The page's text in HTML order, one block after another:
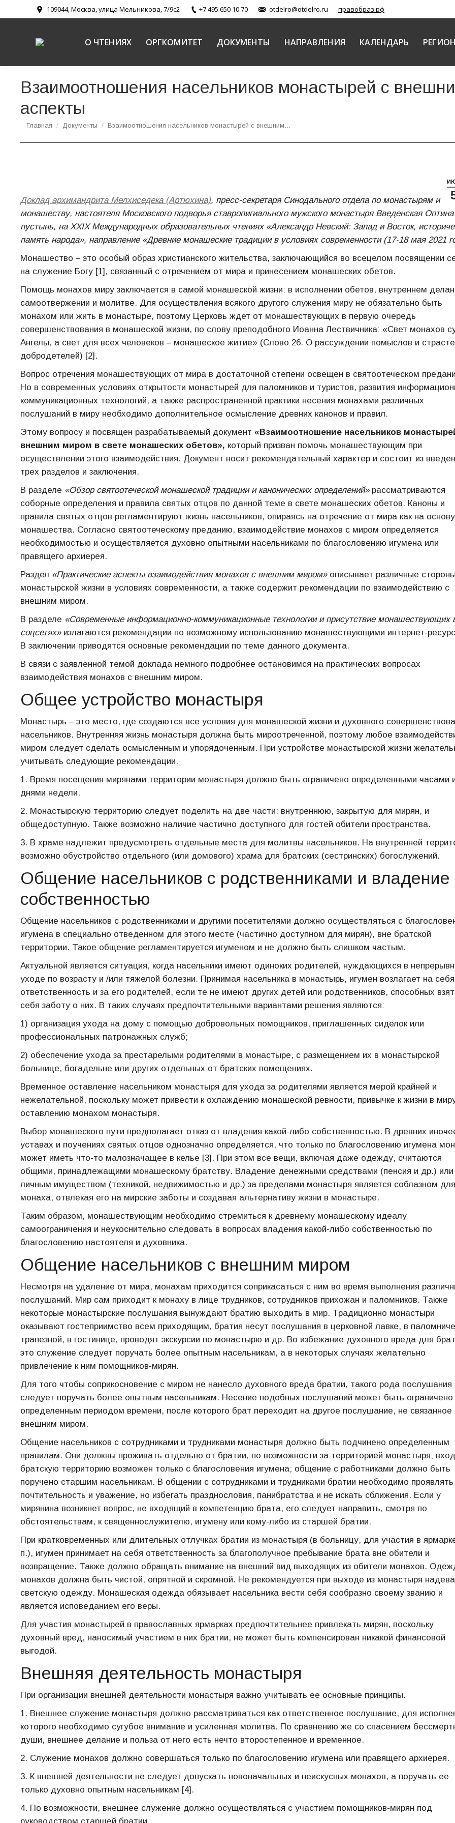
109044, Москва, улица Мельникова, 7/9с2 +7 495 650 10 70 otdelro@otdelro.ru правобраз.рф
О ЧТЕНИЯХ ОРГКОМИТЕТ ДОКУМЕНТЫ НАПРАВЛЕНИЯ КАЛЕНДАРЬ
Взаимоотношения насельников монастырей с
аспекты
Вы здесь:
Главная Документы Взаимоотношения насельников монастырей с внешним…
Доклад архимандрита Мелхиседека (Артюхина), пресс-секретаря Синодального отдела по монастырям и
монашеству, настоятеля Московского подворья ставропигиального мужского монастыря Введенская Оптина
пустынь, на XXIX Международных образовательных чтениях «Александр Невский: Запад и Восток,
память народа», направление «Древние монашеские традиции в условиях современности (17˗18 мая 2021
Монашество – это особый образ христианского жительства, заключающийся во всецелом посвящении
на служение Богу [1], связанный с отречением от мира и принесением монашеских обетов.
Помощь монахов миру заключается в самой монашеской жизни: в исполнении обетов, внутреннем
самоотвержении и молитве. Для осуществления всякого другого служения миру не обязательно быть
монахом или жить в монастыре, поэтому Церковь ждет от монашествующих в первую очередь
совершенствования в монашеской жизни, по слову преподобного Иоанна Лествичника: «Свет монахов
Ангелы, а свет для всех человеков – монашеское житие» (Слово 26. О рассуждении помыслов и
добродетелей) [2].
Вопрос отречения монашествующих от мира в достаточной степени освещен в святоотеческом
Но в современных условиях открытости монастырей для паломников и туристов, развития
коммуникационных технологий, а также распространенной практики несения монахами различных
послушаний в миру необходимо дополнительное осмысление древних канонов и правил.
Этому вопросу и посвящен разрабатываемый документ «Взаимоотношение насельников
внешним миром в свете монашеских обетов», который призван помочь монашествующим при
осуществлении этого взаимодействия. Документ носит рекомендательный характер и состоит из
трех разделов и заключения.
В разделе «Обзор святоотеческой монашеской традиции и канонических определений»рассматриваются
соборные определения и правила святых отцов по данной теме в свете монашеских обетов. Каноны и
правила святых отцов регламентируют жизнь насельников, опираясь на отречение от мира как на основу
монашества. Согласно святоотеческому преданию, взаимодействие монахов с миром определяется
необходимостью и осуществляется духовно опытными насельниками по благословению игумена или
правящего архиерея.
Раздел «Практические аспекты взаимодействия монахов с внешним миром»описывает различные стороны
монастырской жизни в условиях современности, а также содержит рекомендации по взаимодействию с
внешним миром.
В разделе «Современные информационно-коммуникационные технологии и присутствие монашествующих
соцсетях»излагаются рекомендации по возможному использованию монашествующими интернет-
В заключении приводятся основные рекомендации по теме данного документа.
В связи с заявленной темой доклада немного подробнее остановимся на практических вопросах
взаимодействия монахов с внешним миром.
Общее устройство монастыря
Монастырь – это место, где создаются все условия для монашеской жизни и духовного
насельников. Внутренняя жизнь монастыря должна быть мироотреченной, поэтому любое
миром следует сделать осмысленным и упорядоченным. При устройстве монастырской жизни
учитывать следующие рекомендации.
1. Время посещения мирянами территории монастыря должно быть ограничено определенными часами
днями недели.
2. Монастырскую территорию следует поделить на две части: внутреннюю, закрытую для мирян, и
общедоступную. Также возможно наличие частично доступного для гостей обители пространства.
3. В храме надлежит предусмотреть отдельные места для молитвы насельников. На внутренней
возможно обустройство отдельного (или домового) храма для братских (сестринских) богослужений.
Общение насельников с родственниками и владение
собственностью
Общение насельников с родственниками и другими посетителями должно осуществляться с
игумена в специально отведенном для этого месте (частично доступном для мирян), вне братской
территории. Такое общение регламентируется игуменом и не должно быть слишком частым.
Актуальной является ситуация, когда насельники имеют одиноких родителей, нуждающихся в
уходе по возрасту и /или тяжелой болезни. Принимая насельника в монастырь, игумен возлагает на себя
ответственность и за его родителей, если те не имеют других детей или родственников, способных
себя заботу о них. В таких случаях предпочтительными вариантами решения являются:
1) организация ухода на дому с помощью добровольных помощников, приглашенных сиделок или
профессиональных патронажных служб;
2) обеспечение ухода за престарелыми родителями в монастыре, с размещением их в монастырской
больнице, богадельне или других отдельных от братских помещениях.
Временное оставление насельником монастыря для ухода за родителями является мерой крайней и
нежелательной, поскольку может привести к охлаждению монашеской ревности, привычке к жизни в
оставлению монахом монастыря.
Выбор монашеского пути предполагает отказ от владения какой-либо собственностью. В древних
уставах и поучениях святых отцов однозначно определяется, что только по благословению игумена
может иметь что-то малозначащее в келье [3]. При этом все вещи, включая даже одежду, считаются
общими, принадлежащими монашескому братству. Владение денежными средствами (пенсия и др.) или
личным имуществом (техникой, недвижимостью и др.) за пределами монастыря является соблазном для
монаха, отвлекая его на мирские заботы и создавая альтернативу жизни в монастыре.
Таким образом, монашествующим необходимо стремиться к древнему монашескому идеалу
самоограничения и неукоснительно следовать в вопросах владения какой-либо собственностью по
благословению настоятеля и духовника.
Общение насельников с внешним миром
Несмотря на удаление от мира, монахам приходится соприкасаться с ним во время выполнения
послушаний. Мир сам приходит к монаху в лице трудников, сотрудников прихожан и паломников. Также
некоторые монастырские послушания вынуждают братию выходить в мир. Традиционно монастыри
оказывают гостеприимство всем приходящим, братия несут послушания в церковной лавке, в
трапезной, в гостинице, проводят экскурсии по монастырю и др. Во избежание духовного вреда для
это служение следует поручать более опытным насельникам, а в некоторых случаях желательно
привлечение к ним помощников-мирян.
Для того чтобы соприкосновение с миром не нанесло духовного вреда братии, такого рода послушания
следует поручать более опытным насельникам. Несение подобных послушаний может быть ограничено
определенным периодом времени, после которого брат переходит на другое послушание, не связанное
внешним миром.
Общение насельников с сотрудниками и трудниками монастыря должно быть подчинено определенным
правилам. Они должны проживать отдельно от братии, по возможности за территорией монастыря;
братскую территорию возможен только с благословения игумена; общение с работниками должно быть
поручено старшим насельникам. В общении с сотрудниками и трудниками братии необходимо проявлять
почтительность и уважение, но избегать празднословия, панибратства и не искать сближения. Если у
мирянина возникнет вопрос, не входящий в компетенцию брата, его следует направить, смотря по
обстоятельствам, к священнослужителю, игумену или кому-либо из старшей братии.
При кратковременных или длительных отлучках братии из монастыря (в больницу, для участия в
п.), игумен принимает на себя ответственность за благополучное пребывание брата вне обители и
возвращение. Также должно обращать внимание на внешний вид выходящих из обители монахов.
монахов должна быть чистой, опрятной и скромной. Не рекомендуется при выходе из монастыря
светскую одежду. Монашеская одежда обязывает насельника вести себя сообразно своему званию и
является исповеданием его веры.
Для участия монастырей в православных ярмарках предпочтительнее привлекать мирян, поскольку
духовный вред, наносимый участием в них братии, не может быть компенсирован никакой финансовой
выгодой.
Внешняя деятельность монастыря
При организации внешней деятельности монастыря важно учитывать ее основные принципы.
1. Внешнее служение монастыря должно рассматриваться как ответственное послушание, для
которого необходимо сугубое внимание и усиленная молитва. По сравнению же со спасением
души, внешнее делание и польза от него есть нечто второстепенное и временное.
2. Служение монахов должно совершаться только по благословению игумена или правящего архиерея.
3. К внешней деятельности не следует допускать новоначальных и неискусных монахов, а поручать ее
только духовно опытным насельникам [4].
4. По возможности, внешнее служение должно осуществляться с участием помощников-мирян под